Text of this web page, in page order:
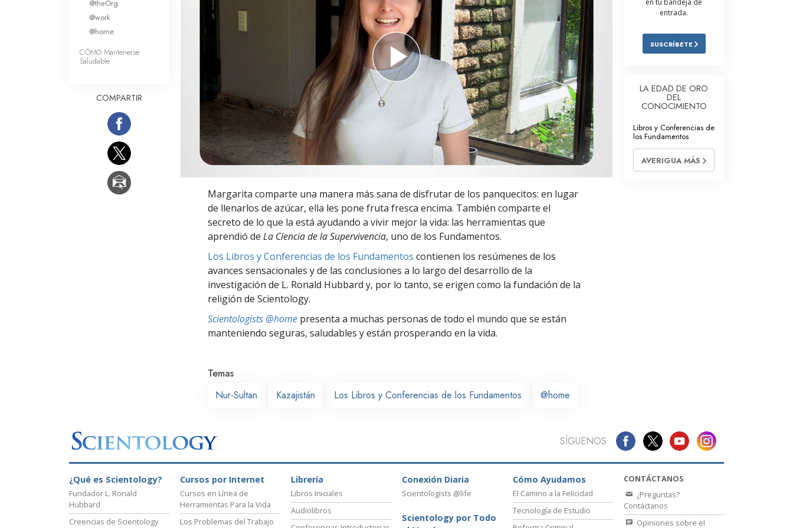
Amor y Odio: ¿Qué es Grandeza?
Respuestas a las Drogas
La Ética y las
Condiciones
La Causa de la Supresión
Investigaciones
Los Fundamentos de la Organización
Margarita comparte una manera más sana de disfrutar de los panquecitos: en lugar
de llenarlos de azúcar, ella les pone fruta fresca encima. También comparte el
secreto de lo que la está ayudando a vivir mejor la vida: las herramientas que
aprendió de La Ciencia de la Supervivencia, uno de los Fundamentos.
Los Libros y Conferencias de los Fundamentos contienen los resúmenes de los
avances sensacionales y de las conclusiones a lo largo del desarrollo de la
investigación de L. Ronald Hubbard y, por lo tanto, se erigen como la fundación de la
religión de Scientology.
Scientologists @home presenta a muchas personas de todo el mundo que se están
manteniendo seguras, saludables y están prosperando en la vida.
Temas
Nur-Sultan
Kazajistán Los Libros y Conferencias de los Fundamentos @home
@theOrg
@work
@home
CÓMO Mantenerse
Saludable
COMPARTIR
en tu bandeja de
entrada.
SUSCRÍBETE
LA EDAD DE ORO
DEL
CONOCIMIENTO
Libros y Conferencias de
los Fundamentos
AVERIGUA MÁS
SÍGUENOS
¿Qué es Scientology?
Fundador L. Ronald
Hubbard
Creencias de Scientology
Cursos por Internet
Cursos en Línea de
Herramientas Para la Vida
Los Problemas del Trabajo
Librería
Libros Iniciales
Audiolibros
Conexión Diaria
Scientologists @life
Scientology por Todo
Cómo Ayudamos
El Camino a la Felicidad
Tecnología de Estudio
CONTÁCTANOS
¿Preguntas?
Contáctanos
Opiniones sobre el